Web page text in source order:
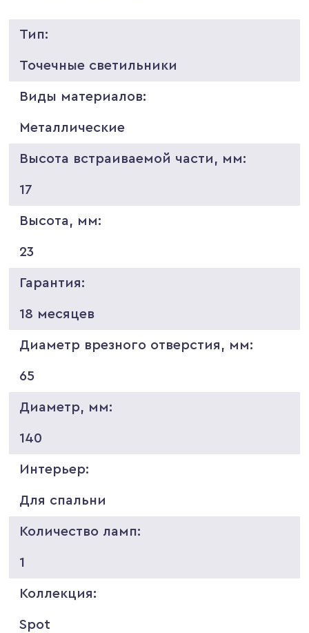
Тип:
Точечные светильники
Виды материалов:
Металлические
Высота встраиваемой части, мм:
17
Высота, мм:
23
Гарантия:
18 месяцев
Диаметр врезного отверстия, мм:
65
Диаметр, мм:
140
Интерьер:
Для спальни
Количество ламп:
1
Коллекция:
Spot